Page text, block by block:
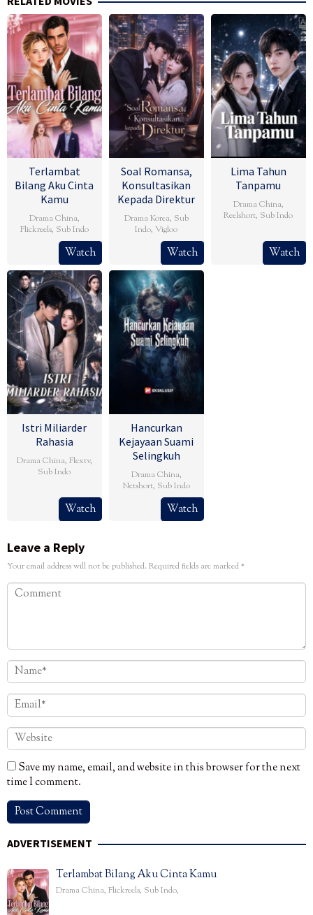
Terlambat
Bilang Aku Cinta
Kamu
Drama China,
Flickreels, Sub Indo
Watch
Soal Romansa,
Konsultasikan
Kepada Direktur
Drama Korea, Sub
Indo,Vigloo
Watch
Lima Tahun
Tanpamu
Drama China,
Reelshort, Sub Indo
Watch
Istri Miliarder
Rahasia
Drama China, Flextv,
Sub Indo
Watch
Hancurkan
Kejayaan Suami
Selingkuh
Drama China,
Netshort, Sub Indo
Watch
Leave a Reply
Your email address will not be published. Required fields are marked*
Save my name, email, and website in this browser for the next
time I comment.
ADVERTISEMENT
Terlambat Bilang Aku Cinta Kamu
Drama China, Flickreels, Sub Indo,